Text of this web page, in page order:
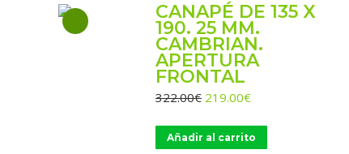
CANAPÉ DE 135 X
190. 25 MM.
CAMBRIAN.
APERTURA
FRONTAL
322.00€ El
original
era:
219.00€El
actual
es:
Añadir al carrito